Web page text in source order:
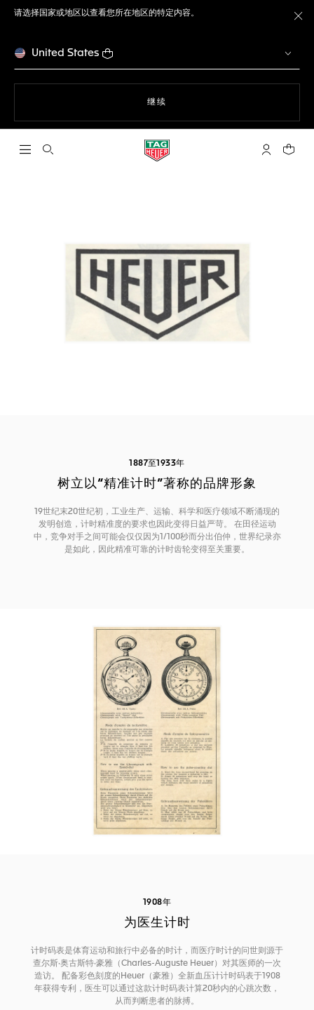
请选择国家或地区以查看您所在地区的特定内容。
United States
继续
打开搜索 My TAG您的
1887至1933年
树立以“精准计时”著称的品牌形象
19世纪末20世纪初，工业生产、运输、科学和医疗领域不断涌现的
发明创造，计时精准度的要求也因此变得日益严苛。 在田径运动
中，竞争对手之间可能会仅仅因为1/100秒而分出伯仲，世界纪录亦
是如此，因此精准可靠的计时齿轮变得至关重要。
1908年
为医生计时
计时码表是体育运动和旅行中必备的时计，而医疗时计的问世则源于
查尔斯·奥古斯特·豪雅（Charles-Auguste Heuer）对其医师的一次
造访。 配备彩色刻度的Heuer（豪雅）全新血压计计时码表于1908
年获得专利，医生可以通过这款计时码表计算20秒内的心跳次数，
从而判断患者的脉搏。